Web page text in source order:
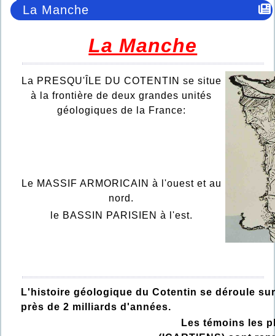
La Manche
La Manche
La PRESQU'ÎLE DU COTENTIN se situe
à la frontière de deux grandes unités
géologiques de la France:
Le MASSIF ARMORICAIN à l'ouest et au
nord.
le BASSIN PARISIEN à l'est.
L'histoire géologique du Cotentin se déroule
près de 2 milliards d'années.
Les témoins les